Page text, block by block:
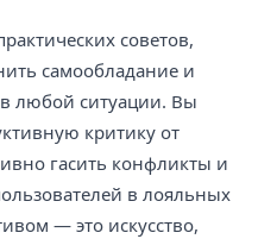
советов,
самообладание и
любой ситуации. Вы
критику от
гасить конфликты и
в лояльных
— это искусство,